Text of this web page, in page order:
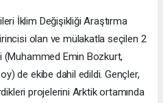
İklim Değişikliği Araştırma
olan ve mülakatla seçilen 2
(Muhammed Emin Bozkurt,
de ekibe dahil edildi. Gençler,
projelerini Arktik ortamında